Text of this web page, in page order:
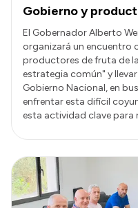
Gobierno y
El Gobernador Alberto
organizará un encuentro
productores de fruta de
estrategia común" y
Gobierno Nacional, en
enfrentar esta difícil
esta actividad clave para